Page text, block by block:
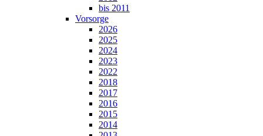
bis 2011
Vorsorge
2026
2025
2024
2023
2022
2018
2017
2016
2015
2014